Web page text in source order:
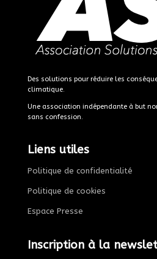
Des solutions pour réduire les
climatique.
Une association indépendante à but
sans confession.
Liens utiles
Politique de confidentialité
Politique de cookies
Espace Presse
Inscription à la